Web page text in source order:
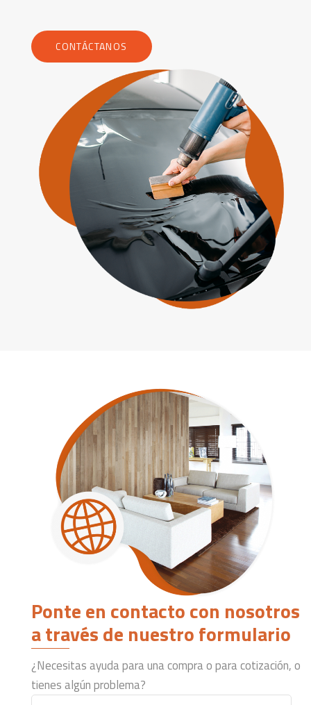
CONTÁCTANOS
Ponte en contacto con nosotros
a través de nuestro formulario
¿Necesitas ayuda para una compra o para cotización, o
tienes algún problema?